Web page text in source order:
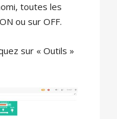
toutes les
ou sur OFF.
sur « Outils »